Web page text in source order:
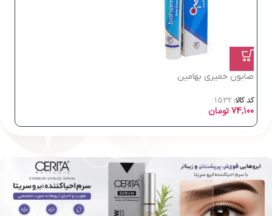
صابون خمیری بهامین
کد کالا: 1532
74,100تومان